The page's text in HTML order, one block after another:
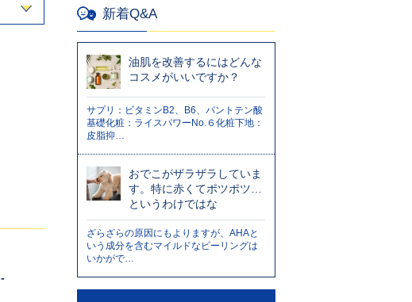
新着Q&A
油肌を改善するにはどんな
コスメがいいですか？
サプリ：ビタミンB2、B6、パントテン酸
基礎化粧：ライスパワーNo.６化粧下地：
皮脂抑…
おでこがザラザラしていま
す。特に赤くてポツポツ…
というわけではな
ざらざらの原因にもよりますが、AHAと
いう成分を含むマイルドなピーリングは
いかがで…